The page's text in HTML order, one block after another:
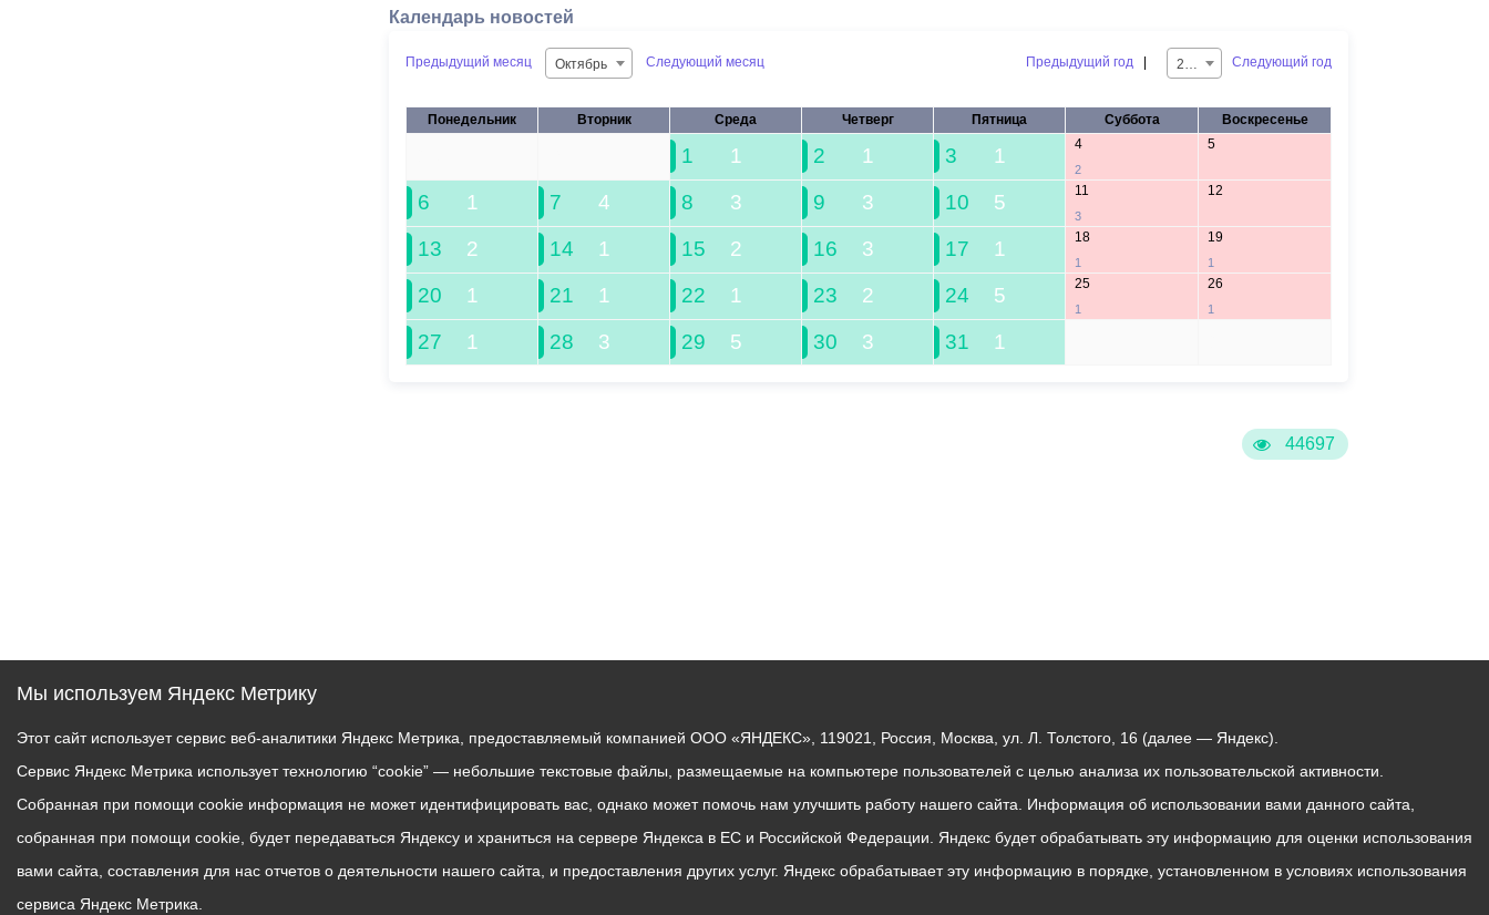
44697
Календарь новостей
Предыдущий месяц Октябрь Следующий месяц Предыдущий год Следующий год
Понедельник Вторник Среда Четверг Пятница Суббота Воскресенье
1 1 2 1 3 1 4
2
5
6 1 7 4 8 3 9 3 10 5 11
3
12
13 2 14 1 15 2 16 3 17 1 18
1
19
1
20 1 21 1 22 1 23 2 24 5 25
1
26
1
27 1 28 3 29 5 30 3 31 1
Мы используем Яндекс Метрику
Этот сайт использует сервис веб-аналитики Яндекс Метрика, предоставляемый компанией ООО «ЯНДЕКС», 119021, Россия, Москва, ул. Л. Толстого, 16 (далее — Яндекс).
Сервис Яндекс Метрика использует технологию “cookie” — небольшие текстовые файлы, размещаемые на компьютере пользователей с целью анализа их пользовательской активности.
Собранная при помощи cookie информация не может идентифицировать вас, однако может помочь нам улучшить работу нашего сайта. Информация об использовании вами данного сайта,
собранная при помощи cookie, будет передаваться Яндексу и храниться на сервере Яндекса в ЕС и Российской Федерации. Яндекс будет обрабатывать эту информацию для оценки использования
вами сайта, составления для нас отчетов о деятельности нашего сайта, и предоставления других услуг. Яндекс обрабатывает эту информацию в порядке, установленном в условиях использования
сервиса Яндекс Метрика.